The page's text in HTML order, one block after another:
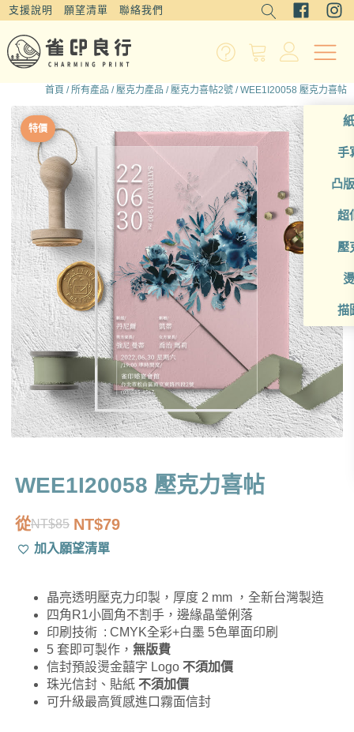
支援說明 願望清單 聯絡我們
手
凸
超
壓
描
首頁 /所有產品 /壓克力產品 /壓克力喜帖2號 / WEE1I20058 壓克力喜帖
特價
WEE1I20058 壓克力喜帖
從NT$85
原
始
格：
NT$85。
NT$79
目
前
格：
NT$79。
加入願望清單
晶亮透明壓克力印製，厚度 2 mm ，全新台灣製造
四角R1小圓角不割手，邊緣晶瑩俐落
印刷技術 : CMYK全彩+白墨 5色單面印刷
5 套即可製作， 無版費
信封預設燙金囍字 Logo 不須加價
珠光信封、貼紙 不須加價
可升級最高質感進口霧面信封